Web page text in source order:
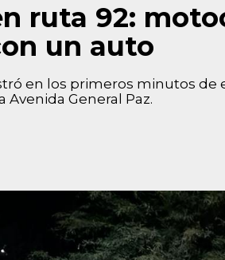
ruta 92:
un auto
en los primeros minutos de
Avenida General Paz.